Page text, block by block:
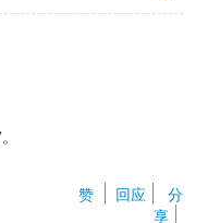
赞
回应
分
享